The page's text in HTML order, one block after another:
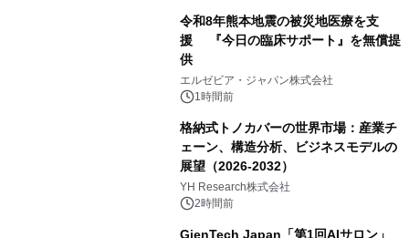
相当を還元
令和8年熊本地震の被災地医療を支
援 『今日の臨床サポート』を無償提
供
エルゼビア・ジャパン株式会社
1時間前
格納式トノカバーの世界市場：産業チ
ェーン、構造分析、ビジネスモデルの
展望（2026-2032）
YH Research株式会社
2時間前
GienTech Japan「第1回AIサロン」